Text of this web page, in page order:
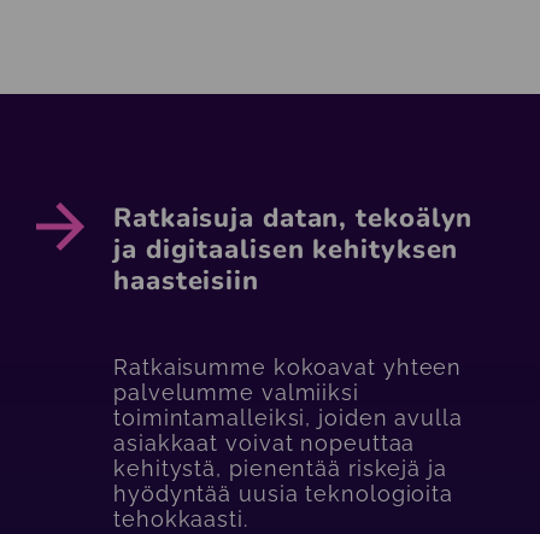
Ratkaisuja datan, tekoälyn
ja digitaalisen kehityksen
haasteisiin
Ratkaisumme kokoavat yhteen
palvelumme valmiiksi
toimintamalleiksi, joiden avulla
asiakkaat voivat nopeuttaa
kehitystä, pienentää riskejä ja
hyödyntää uusia teknologioita
tehokkaasti.